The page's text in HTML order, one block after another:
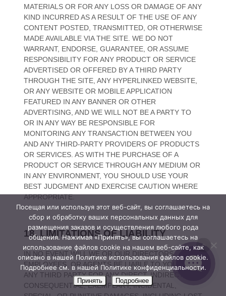
Посещая или используя этот веб-сайт, вы соглашаетесь на
сбор и обработку ваших персональных данных для
размещения заказов и осуществления любого рода
общения. Нажимая «Принять», вы соглашаетесь на
использование файлов cookie на нашем веб-сайте, как
описано в нашей Политике использования файлов cookie.
Подробнее см. в нашей Политике конфиденциальности.
Принять Подробнее